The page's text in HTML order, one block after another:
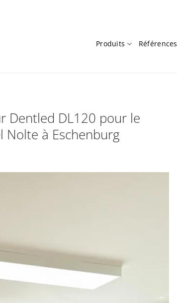
Produits Références
Dentled DL120 pour le
à Eschenburg